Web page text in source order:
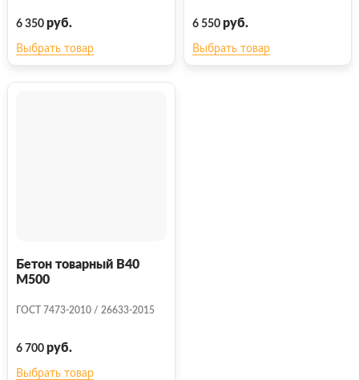
6 350 руб.
Выбрать товар
6 550 руб.
Выбрать товар
Бетон товарный В40
М500
ГОСТ 7473-2010 / 26633-2015
6 700 руб.
Выбрать товар